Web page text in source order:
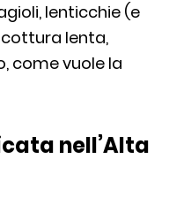
lenticchie (e
lenta,
come vuole la
nell’Alta